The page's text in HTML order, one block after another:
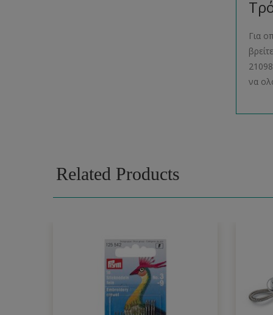
Για
να
Related Products